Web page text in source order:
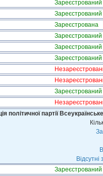
Зареєстрований
Зареєстрований
Зареєстрована
Зареєстрований
Зареєстрований
Зареєстрований
Зареєстрований
політичної партії
Зареєстрований